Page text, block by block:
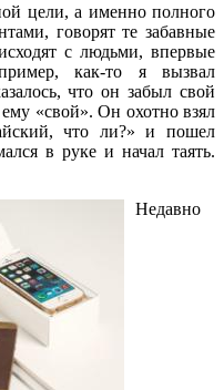
цели, а именно полного
говорят те забавные
с людьми, впервые
как-то я вызвал
что он забыл свой
«свой». Он охотно взял
что ли?» и пошел
в руке и начал таять.
Недавно